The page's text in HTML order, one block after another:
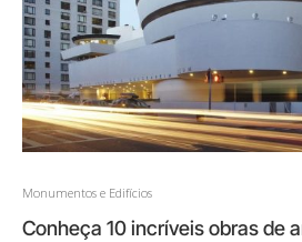
Monumentos e Edifícios
Conheça 10 incríveis obras de